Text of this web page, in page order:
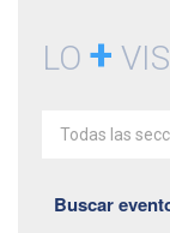
LO +
Todas las
Buscar